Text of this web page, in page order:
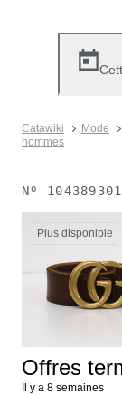
Catawiki Mode
hommes
Nº 104389301
Plus disponible
Offres
Il y a 8 semaines